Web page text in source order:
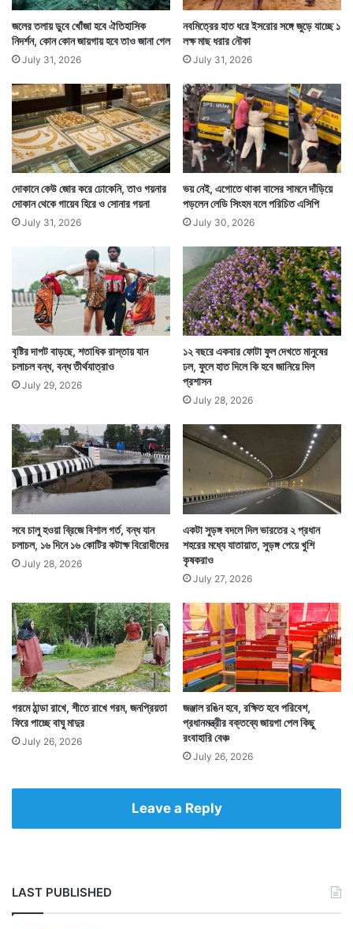
জলের তলায় ডুবে খোঁজা হবে ঐতিহাসিক
নিদর্শন, কোন কোন জায়গায় হবে তাও জানা গেল
July 31, 2026
নবমিত্রের হাত ধরে ইসরোর সঙ্গে জুড়ে যাচ্ছে ১
লক্ষ মাছ ধরার নৌকা
July 31, 2026
দোকানে কেউ জোর করে ঢোকেনি, তাও গয়নার
দোকান থেকে গায়েব হিরে ও সোনার গয়না
July 31, 2026
ভয় নেই, এগোতে থাকা বাসের সামনে দাঁড়িয়ে
পড়লেন লেডি সিংহম বলে পরিচিত এসিপি
July 30, 2026
বৃষ্টির দাপট বাড়ছে, শতাধিক রাস্তায় যান
চলাচল বন্ধ, বন্ধ তীর্থযাত্রাও
July 29, 2026
১২ বছরে একবার ফোটা ফুল দেখতে মানুষের
ঢল, ফুলে হাত দিলে কি হবে জানিয়ে দিল
প্রশাসন
July 28, 2026
সবে চালু হওয়া ব্রিজে বিশাল গর্ত, বন্ধ যান
চলাচল, ১৬ দিনে ১৬ কোটির কটাক্ষ বিরোধীদের
July 28, 2026
একটা সুড়ঙ্গ বদলে দিল ভারতের ২ প্রধান
শহরের মধ্যে যাতায়াত, সুড়ঙ্গ পেয়ে খুশি
কৃষকরাও
July 27, 2026
গরমে ঠান্ডা রাখে, শীতে রাখে গরম, জনপ্রিয়তা
ফিরে পাচ্ছে বাঘু মাদুর
July 26, 2026
জঞ্জাল রঙিন হবে, রক্ষিত হবে পরিবেশ,
প্রধানমন্ত্রীর বক্তব্যে জায়গা পেল কিছু
রংবাহারি বেঞ্চ
July 26, 2026
Leave a Reply
LAST PUBLISHED